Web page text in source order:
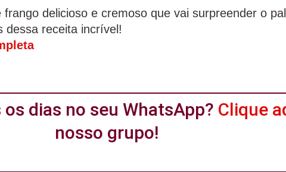
delicioso e cremoso que vai surpreender o
dessa receita incrível!
dias no seu WhatsApp? Clique
nosso grupo!